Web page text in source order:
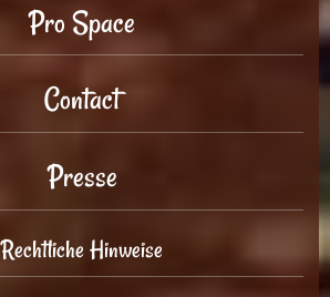
Pro Space
Contact
Presse
Rechtliche Hinweise